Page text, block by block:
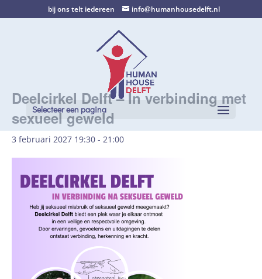
bij ons telt iedereen info@humanhousedelft.nl
Selecteer een pagina
Deelcirkel Delft – In verbinding met
sexueel geweld
3 februari 2027 19:30 - 21:00